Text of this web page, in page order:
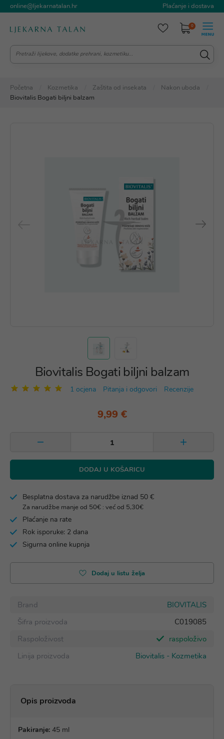
online@ljekarnatalan.hr Plaćanje i dostava
0
Početna Kozmetika Zaštita od insekata
Nakon uboda
Biovitalis Bogati biljni balzam
Biovitalis Bogati biljni balzam
1 ocjena Pitanja i odgovori Recenzije
9,99 €
DODAJ U KOŠARICU
Besplatna dostava za narudžbe iznad 50 €
Za narudžbe manje od 50€ : već od 5,30€
Plaćanje na rate
Rok isporuke: 2 dana
Sigurna online kupnja
Dodaj u listu želja
Brand
BIOVITALIS
Šifra proizvoda
C019085
Raspoloživost
raspoloživo
Linija proizvoda
Biovitalis - Kozmetika
Opis proizvoda
Pakiranje: 45 ml